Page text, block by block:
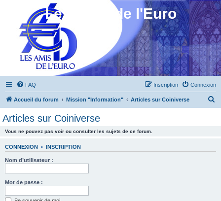
Les Amis de l'Euro
FAQ Connexion
Inscription
Accueil du forum Mission "Information" Articles sur Coiniverse
Articles sur Coiniverse
Vous ne pouvez pas voir ou consulter les sujets de ce forum.
CONNEXION • INSCRIPTION
Nom d’utilisateur :
Mot de passe :